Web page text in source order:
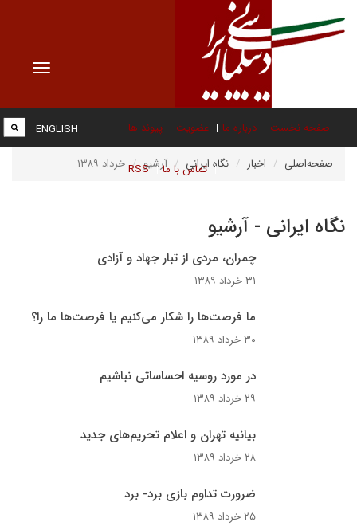
Toggle
صفحه نخست درباره ما عضویت پیوند ها
تماس با ما RSS
ENGLISH
صفحه‌اصلی اخبار نگاه ایرانی آرشیو خرداد ۱۳۸۹
نگاه ایرانی - آرشیو
چمران، مردی از تبار جهاد و آزادی
۳۱ خرداد ۱۳۸۹
ما فرصت‌ها را شکار می‌کنیم یا فرصت‌ها ما را؟
۳۰ خرداد ۱۳۸۹
در مورد روسيه احساساتى نباشيم
۲۹ خرداد ۱۳۸۹
بیانیه تهران و اعلام تحریم‌های جدید
۲۸ خرداد ۱۳۸۹
ضرورت تداوم بازی برد- برد
۲۵ خرداد ۱۳۸۹